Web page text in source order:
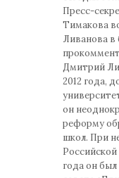
Пресс-
Тимакова
Ливанова в
Дмитрий
2012 года,
он
реформу
школ. При
Российской
года он